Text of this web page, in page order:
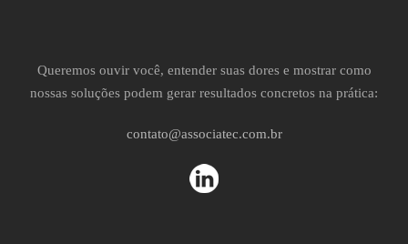
Queremos ouvir você, entender suas dores e mostrar como
nossas soluções podem gerar resultados concretos na prática:
contato@associatec.com.br